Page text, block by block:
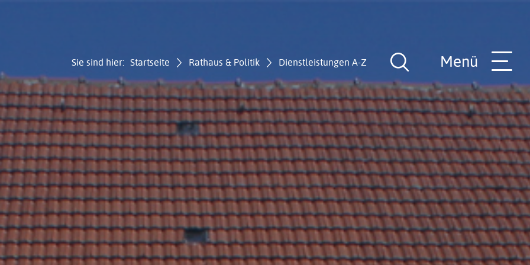
Sie sind hier: Startseite Rathaus & Politik Dienstleistungen A-Z
Suche
öffnen
Menü
Gemeinde
Rathaus-Team
Hilfe in allen Lebenslagen